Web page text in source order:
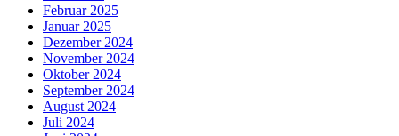
Februar 2025
Januar 2025
Dezember 2024
November 2024
Oktober 2024
September 2024
August 2024
Juli 2024